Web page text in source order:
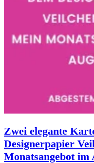
Zwei elegante
Designerpapier
Monatsangebot im